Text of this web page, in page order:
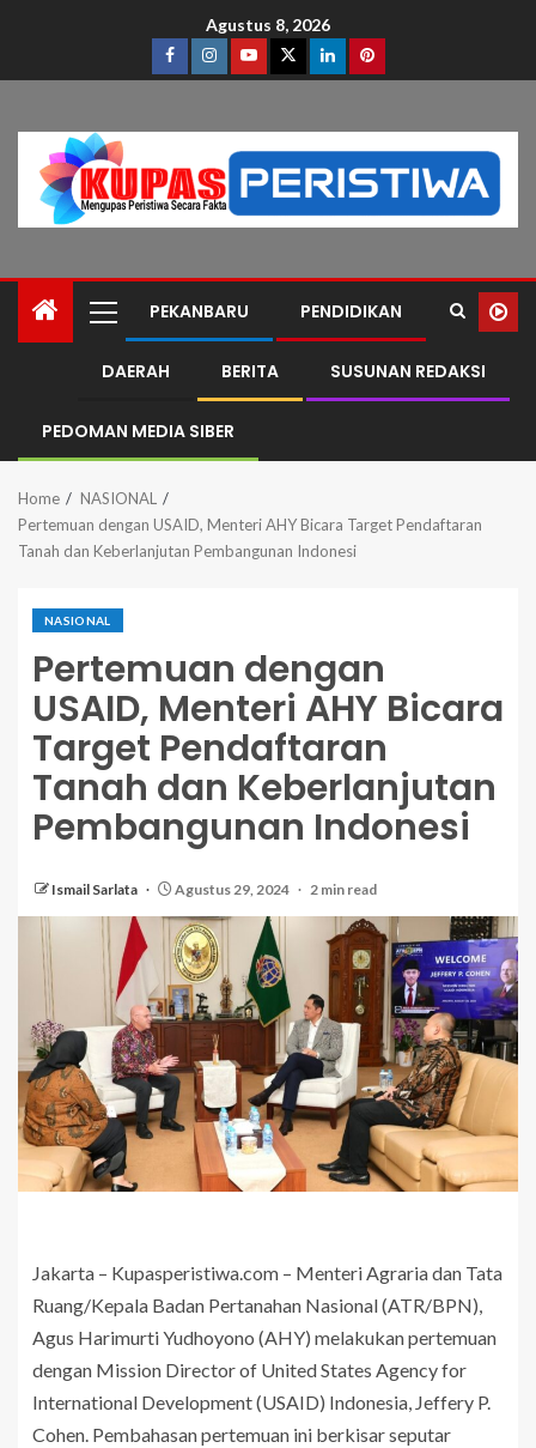
Agustus 8, 2026
PEKANBARU PENDIDIKAN
DAERAH BERITA SUSUNAN REDAKSI
PEDOMAN MEDIA SIBER
Home
NASIONAL
Pertemuan dengan USAID, Menteri AHY Bicara Target Pendaftaran
Tanah dan Keberlanjutan Pembangunan Indonesi
NASIONAL
Pertemuan dengan
USAID, Menteri AHY Bicara
Target Pendaftaran
Tanah dan Keberlanjutan
Pembangunan Indonesi
Ismail Sarlata Agustus 29, 2024 2 min read
Jakarta – Kupasperistiwa.com – Menteri Agraria dan Tata
Ruang/Kepala Badan Pertanahan Nasional (ATR/BPN),
Agus Harimurti Yudhoyono (AHY) melakukan pertemuan
dengan Mission Director of United States Agency for
International Development (USAID) Indonesia, Jeffery P.
Cohen. Pembahasan pertemuan ini berkisar seputar